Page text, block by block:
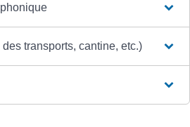
transports, cantine, etc.)